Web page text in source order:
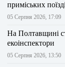
приміських
05 Серпня 2026, 17:09
На Полтавщині
екоінспектори
05 Серпня 2026, 13:50